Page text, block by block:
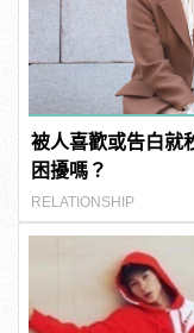
被人喜歡或告白就
困擾嗎？
RELATIONSHIP